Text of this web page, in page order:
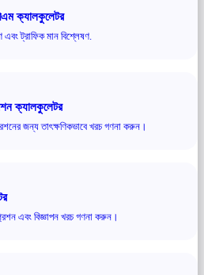
ক্যালকুলেটর
এবং ট্রাফিক মান বিশ্লেষণ.
ক্যালকুলেটর
জন্য তাৎক্ষণিকভাবে খরচ গণনা করুন।
এবং বিজ্ঞাপন খরচ গণনা করুন।